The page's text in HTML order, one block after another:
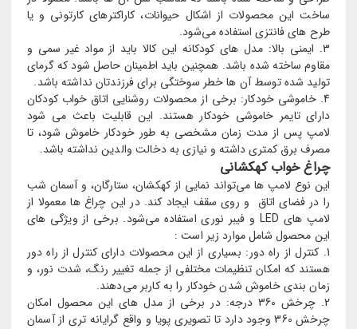
ساخت این محصولات از اشکال حیوانات، کاراکترهای کارتونی و یا
طرح های فانتزی استفاده می‌شود.
3. ایمنی بالا: مدل های کودکانه این کالا باید از مواد غیر سمی و
مقاوم ساخته شده باشد. همچنین باید اطمینان حاصل شود که گرمای
تولید شده توسط آن ها خطر سوختگی برای فرزندتان نداشته باشد.
4. خاموشی خودکار: برخی از محصولات روشنایی اتاق خواب کودکان
دارای تایمر خاموشی خودکار هستند. این قابلیت باعث می شود
لامپ پس از مدت زمان مشخصی به طور خودکار خاموش شود، تا
مصرف برق کمتری داشته و نیازی به دخالت والدین نداشته باشد.
چراغ خواب کهکشانی
این نوع لامپ ها می‌تواند نمایی از کهکشان، ستارگان، و آسمان شب
را در فضای اتاق و روی سقف ایجاد کند. در این چراغ ها معمولا از
لامپ های LED و فیبر نوری استفاده می‌شود. برخی از ویژگی های
این محصول شامل موارد زیر است :
1. کنترل از راه دور: بسیاری از این محصولات دارای کنترل از راه دور
هستند که امکان تنظیمات مختلفی از جمله تغییر رنگ، شدت نور، و
زمان بندی خاموش شدن خودکار را به کاربر می‌دهند.
2. چرخش 360 درجه: در برخی از مدل های این محصول امکان
چرخش 360 وجود دارد تا تصویری پویا و واقع گرایانه تری از آسمان